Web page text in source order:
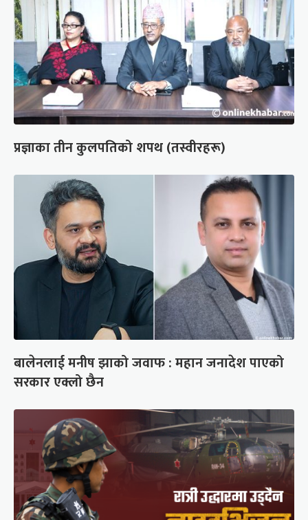
प्रज्ञाका तीन कुलपतिको शपथ (तस्वीरहरू)
बालेनलाई मनीष झाको जवाफ : महान जनादेश पाएको
सरकार एक्लो छैन